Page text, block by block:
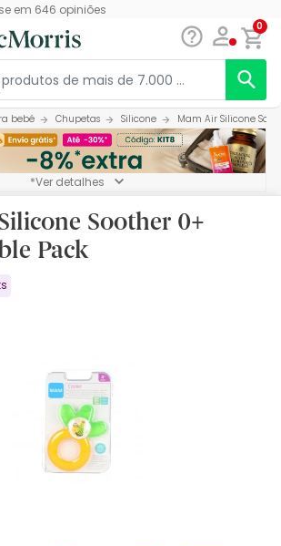
em 646 opiniões
0
bebé Chupetas Silicone Mam Air Silicone
*Ver detalhes
Soother 0+
Pack